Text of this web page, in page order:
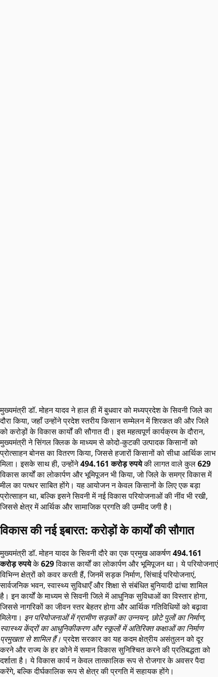
मुख्यमंत्री डॉ. मोहन यादव ने हाल ही में बुधवार को मध्यप्रदेश के सिवनी जिले का
दौरा किया, जहाँ उन्होंने प्रदेश स्तरीय किसान सम्मेलन में शिरकत की और जिले
को करोड़ों के विकास कार्यों की सौगात दी। इस महत्वपूर्ण कार्यक्रम के दौरान,
मुख्यमंत्री ने सिंगल क्लिक के माध्यम से कोदो-कुटकी उत्पादक किसानों को
प्रोत्साहन बोनस का वितरण किया, जिससे हजारों किसानों को सीधा आर्थिक लाभ
मिला। इसके साथ ही, उन्होंने494.161 करोड़ रुपयेकी लागत वाले कुल629
विकास कार्यों का लोकार्पण और भूमिपूजन भी किया, जो जिले के समग्र विकास में
मील का पत्थर साबित होंगे। यह आयोजन न केवल किसानों के लिए एक बड़ा
प्रोत्साहन था, बल्कि इसने सिवनी में नई विकास परियोजनाओं की नींव भी रखी,
जिससे क्षेत्र में आर्थिक और सामाजिक प्रगति की उम्मीद जगी है।
विकास की नई इबारत: करोड़ों के कार्यों की सौगात
मुख्यमंत्री डॉ. मोहन यादव के सिवनी दौरे का एक प्रमुख आकर्षण494.161
करोड़ रुपयेके629विकास कार्यों का लोकार्पण और भूमिपूजन था। ये परियोजनाएं
विभिन्न क्षेत्रों को कवर करती हैं, जिनमें सड़क निर्माण, सिंचाई परियोजनाएं,
सार्वजनिक भवन, स्वास्थ्य सुविधाएँ और शिक्षा से संबंधित बुनियादी ढांचा शामिल
है। इन कार्यों के माध्यम से सिवनी जिले में आधुनिक सुविधाओं का विस्तार होगा,
जिससे नागरिकों का जीवन स्तर बेहतर होगा और आर्थिक गतिविधियों को बढ़ावा
मिलेगा। इन परियोजनाओं में ग्रामीण सड़कों का उन्नयन, छोटे पुलों का निर्माण,
स्वास्थ्य केंद्रों का आधुनिकीकरण और स्कूलों में अतिरिक्त कक्षाओं का निर्माण
प्रमुखता से शामिल हैं।प्रदेश सरकार का यह कदम क्षेत्रीय असंतुलन को दूर
करने और राज्य के हर कोने में समान विकास सुनिश्चित करने की प्रतिबद्धता को
दर्शाता है। ये विकास कार्य न केवल तात्कालिक रूप से रोजगार के अवसर पैदा
करेंगे, बल्कि दीर्घकालिक रूप से क्षेत्र की प्रगति में सहायक होंगे।